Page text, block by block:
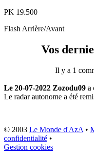
PK 19.500
Flash Arrière/Avant
Vos
Il y a 1
Le 20-07-2022 Zozodu09 a
Le radar autonome a été
© 2003 Le Monde d'AzA •
confidentialité •
Gestion cookies